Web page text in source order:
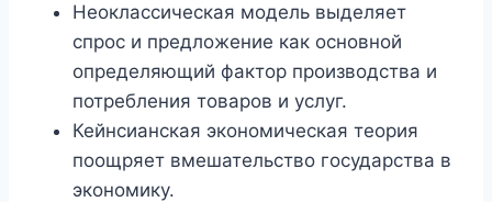
Неоклассическая модель выделяет
спрос и предложение как основной
определяющий фактор производства и
потребления товаров и услуг.
Кейнсианская экономическая теория
поощряет вмешательство государства в
экономику.